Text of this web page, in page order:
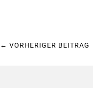
← VORHERIGER BEITRAG